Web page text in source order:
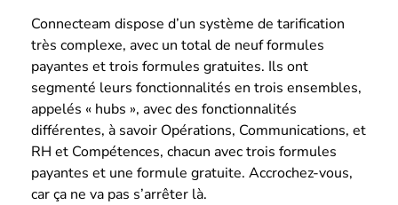
Connecteam dispose d’un système de tarification
très complexe, avec un total de neuf formules
payantes et trois formules gratuites. Ils ont
segmenté leurs fonctionnalités en trois ensembles,
appelés « hubs », avec des fonctionnalités
différentes, à savoir Opérations, Communications, et
RH et Compétences, chacun avec trois formules
payantes et une formule gratuite. Accrochez-vous,
car ça ne va pas s’arrêter là.